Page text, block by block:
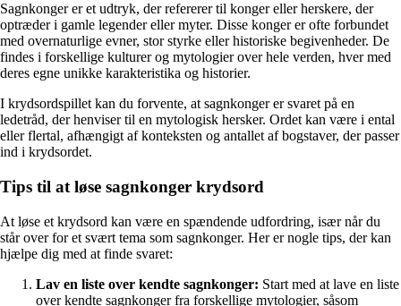
Sagnkonger er et udtryk, der refererer til konger eller herskere, der
optræder i gamle legender eller myter. Disse konger er ofte forbundet
med overnaturlige evner, stor styrke eller historiske begivenheder. De
findes i forskellige kulturer og mytologier over hele verden, hver med
deres egne unikke karakteristika og historier.
I krydsordspillet kan du forvente, at sagnkonger er svaret på en
ledetråd, der henviser til en mytologisk hersker. Ordet kan være i ental
eller flertal, afhængigt af konteksten og antallet af bogstaver, der passer
ind i krydsordet.
Tips til at løse sagnkonger krydsord
At løse et krydsord kan være en spændende udfordring, især når du
står over for et svært tema som sagnkonger. Her er nogle tips, der kan
hjælpe dig med at finde svaret:
Lav en liste over kendte sagnkonger: Start med at lave en liste
over kendte sagnkonger fra forskellige mytologier, såsom